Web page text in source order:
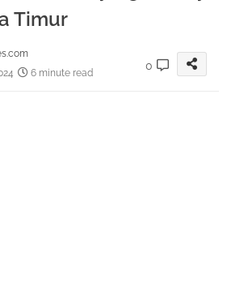
Timur
6 minute read
0